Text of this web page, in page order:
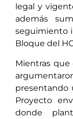
legal y
además
seguimiento
Bloque del
Mientras que
presentando
Proyecto
donde